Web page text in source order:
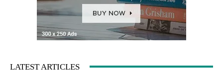
LATEST ARTICLES